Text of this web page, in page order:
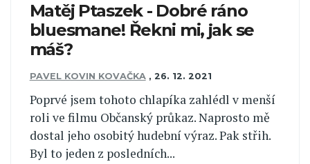
Matěj Ptaszek - Dobré ráno
bluesmane! Řekni mi, jak se
máš?
PAVEL KOVIN KOVAČKA , 26. 12. 2021
Poprvé jsem tohoto chlapíka zahlédl v menší
roli ve filmu Občanský průkaz. Naprosto mě
dostal jeho osobitý hudební výraz. Pak střih.
Byl to jeden z posledních...